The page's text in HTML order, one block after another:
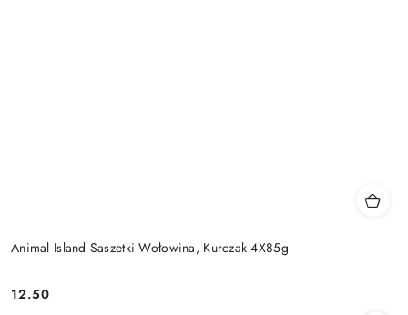
Animal Island Saszetki Wołowina, Kurczak 4X85g
Cena:
12.50